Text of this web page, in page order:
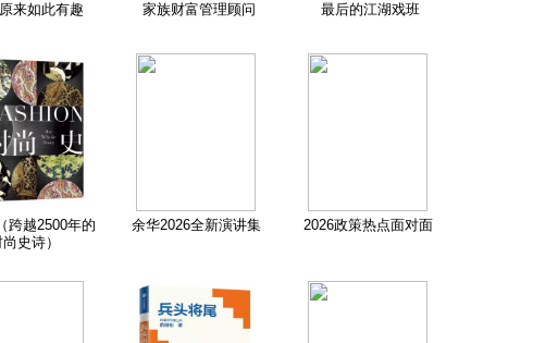
来如此有趣 家族财富管理顾问 最后的江湖戏班
跨越2500年的
史诗）
余华2026全新演讲集 2026政策热点面对面